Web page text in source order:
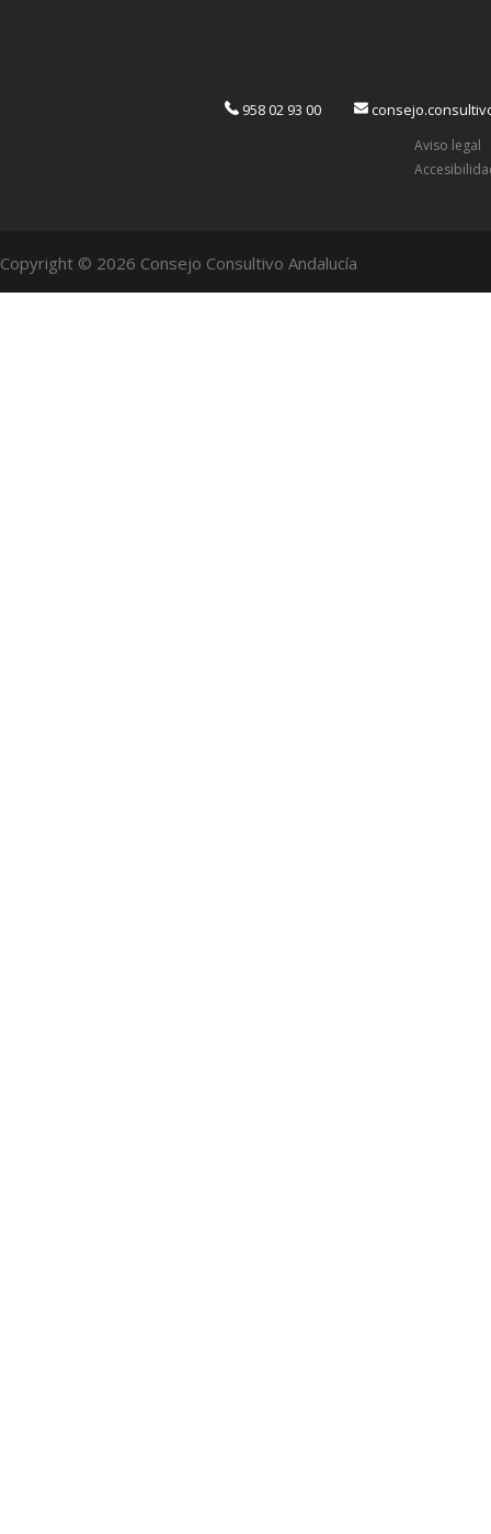
958 02 93 00
Aviso legal
Copyright © 2026 Consejo Consultivo Andalucía